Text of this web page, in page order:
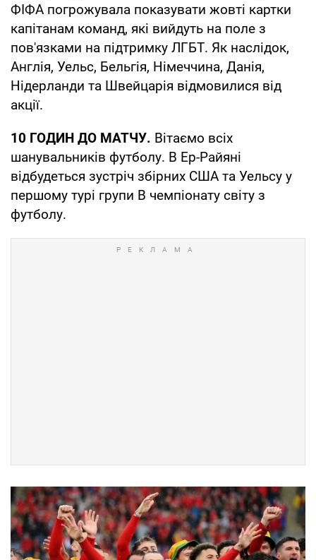
ФІФА погрожувала показувати жовті картки
капітанам команд, які вийдуть на поле з
пов'язками на підтримку ЛГБТ. Як наслідок,
Англія, Уельс, Бельгія, Німеччина, Данія,
Нідерланди та Швейцарія відмовилися від
акції.
10 ГОДИН ДО МАТЧУ. Вітаємо всіх
шанувальників футболу. В Ер-Райяні
відбудеться зустріч збірних США та Уельсу у
першому турі групи В чемпіонату світу з
футболу.